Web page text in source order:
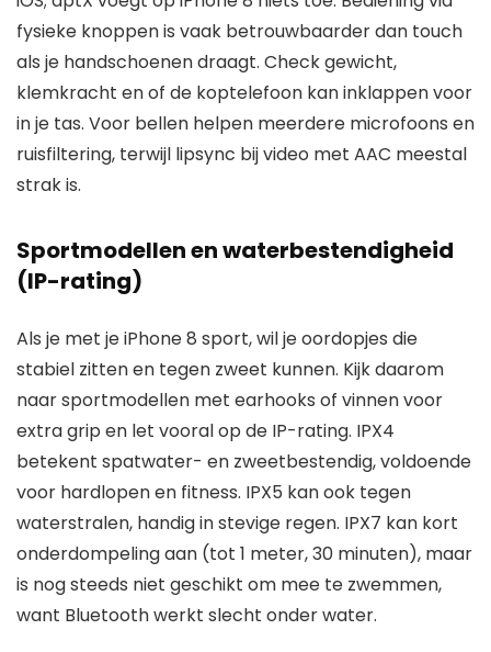
fysieke knoppen is vaak betrouwbaarder dan touch
als je handschoenen draagt. Check gewicht,
klemkracht en of de koptelefoon kan inklappen voor
in je tas. Voor bellen helpen meerdere microfoons en
ruisfiltering, terwijl lipsync bij video met AAC meestal
strak is.
Sportmodellen en waterbestendigheid
(IP-rating)
Als je met je iPhone 8 sport, wil je oordopjes die
stabiel zitten en tegen zweet kunnen. Kijk daarom
naar sportmodellen met earhooks of vinnen voor
extra grip en let vooral op de IP-rating. IPX4
betekent spatwater- en zweetbestendig, voldoende
voor hardlopen en fitness. IPX5 kan ook tegen
waterstralen, handig in stevige regen. IPX7 kan kort
onderdompeling aan (tot 1 meter, 30 minuten), maar
is nog steeds niet geschikt om mee te zwemmen,
want Bluetooth werkt slecht onder water.